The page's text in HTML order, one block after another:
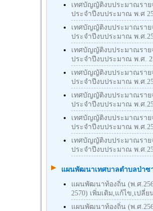
เทศบัญญัติงบประมาณราย
ประจำปีงบประมาณ พ.ศ
เทศบัญญัติงบประมาณราย
ประจำปีงบประมาณ พ.ศ
เทศบัญญัติงบประมาณราย
ประจำปีงบประมาณ พ.ศ.
เทศบัญญัติงบประมาณราย
ประจำปีงบประมาณ พ.ศ
เทศบัญญัติงบประมาณราย
ประจำปีงบประมาณ พ.ศ
เทศบัญญัติงบประมาณราย
ประจำปีงบประมาณ พ.ศ
เทศบัญญัติงบประมาณราย
ประจำปีงบประมาณ พ.ศ
แผนพัฒนาเทศบาลตำบลป่าซ
แผนพัฒนาท้องถิ่น (พ.ศ
2570) เพิ่มเติม,แก้ไข,เปลี่ย
แผนพัฒนาท้องถิ่น (พ.ศ